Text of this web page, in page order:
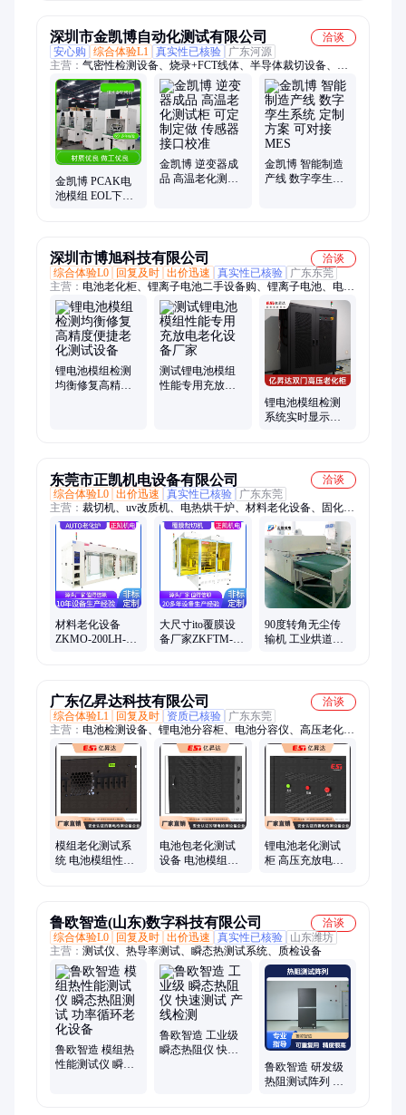
深圳市金凯博自动化测试有限公司
洽谈
安心购
综合体验L1 真实性已核验
广东河源
主营： 气密性检测设备、烧录+FCT线体、半导体裁切设备、
EOL下线测试设备、PCBA功能测试设备、BMS测试设备、老化
柜、座舱域控测试设备、逆变器测试设备、PDU测试设备、陶瓷
器件外壳检测设备、AOI视觉检测、BDU检测设备、教育实训设
备、智能制造实训室、工业互联网实训室、智能实训室
金凯博 PCAK电
池模组 EOL下线
金凯博 逆变器成
品 高温老化测试
金凯博 智能制造
产线 数字孪生系
深圳市博旭科技有限公司
洽谈
综合体验L0
回复及时 出价迅速 真实性已核验
广东东莞
主营： 电池老化柜、锂离子电池二手设备购、锂离子电池、电芯
销售
锂电池模组检测
均衡修复高精度
测试锂电池模组
性能专用充放电
锂电池模组检测
系统实时显示电
东莞市正凯机电设备有限公司
洽谈
综合体验L0 出价迅速 真实性已核验
广东东莞
主营： 裁切机、uv改质机、电热烘干炉、材料老化设备、固化机
定制、卷对卷曝光机
材料老化设备
ZKMO-200LH-
大尺寸ito覆膜设
备厂家ZKFTM-
90度转角无尘传
输机 工业烘道输
广东亿昇达科技有限公司
洽谈
综合体验L1
回复及时 资质已核验
广东东莞
主营： 电池检测设备、锂电池分容柜、电池分容仪、高压老化
柜、电池测试设备、模组检测设备、PACK老化检测设备、中压
老化柜、电池充放电设备、圆柱软包方形分容柜
模组老化测试系
统 电池模组性能
电池包老化测试
设备 电池模组检
锂电池老化测试
柜 高压充放电老
鲁欧智造(山东)数字科技有限公司
洽谈
综合体验L0
回复及时 出价迅速 真实性已核验
山东潍坊
主营： 测试仪、热导率测试、瞬态热测试系统、质检设备
鲁欧智造 模组热
性能测试仪 瞬态
鲁欧智造 工业级
瞬态热阻仪 快速
鲁欧智造 研发级
热阻测试阵列 可